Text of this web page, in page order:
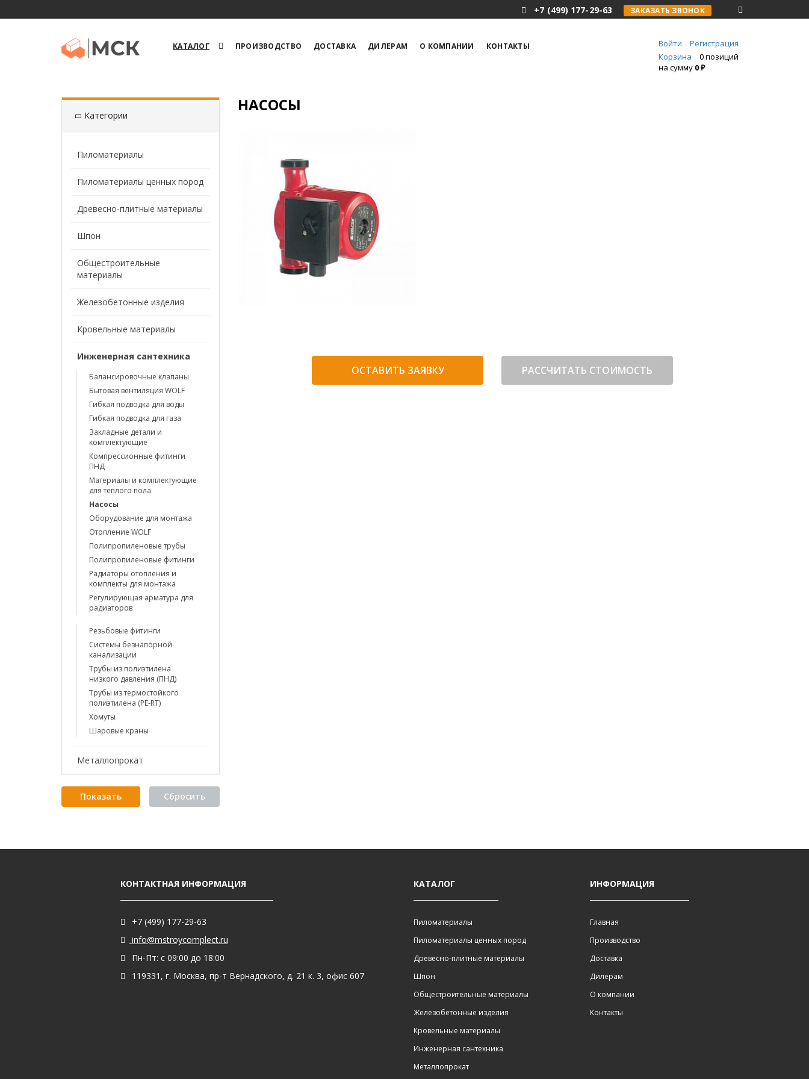
+7 (499) 177-29-63 ЗАКАЗАТЬ ЗВОНОК
КАТАЛОГ ПРОИЗВОДСТВО ДОСТАВКА ДИЛЕРАМ О КОМПАНИИ КОНТАКТЫ Войти
Регистрация
Корзина
0 позиций
на сумму 0 ₽
Категории
Пиломатериалы
Пиломатериалы ценных пород
Древесно-плитные материалы
Шпон
Общестроительные
материалы
Железобетонные изделия
Кровельные материалы
Инженерная сантехника
Балансировочные клапаны
Бытовая вентиляция WOLF
Гибкая подводка для воды
Гибкая подводка для газа
Закладные детали и
комплектующие
Компрессионные фитинги
ПНД
Материалы и комплектующие
для теплого пола
Насосы
Оборудование для монтажа
Отопление WOLF
Полипропиленовые трубы
Полипропиленовые фитинги
Радиаторы отопления и
комплекты для монтажа
Регулирующая арматура для
радиаторов
Резьбовые фитинги
Системы безнапорной
канализации
Трубы из полиэтилена
низкого давления (ПНД)
Трубы из термостойкого
полиэтилена (PE-RT)
Хомуты
Шаровые краны
Металлопрокат
НАСОСЫ
ОСТАВИТЬ ЗАЯВКУ РАССЧИТАТЬ СТОИМОСТЬ
КОНТАКТНАЯ ИНФОРМАЦИЯ
+7 (499) 177-29-63
info@mstroycomplect.ru
Пн-Пт: с 09:00 до 18:00
119331, г. Москва, пр-т Вернадского, д. 21 к. 3, офис 607
КАТАЛОГ
Пиломатериалы
Пиломатериалы ценных пород
Древесно-плитные материалы
Шпон
Общестроительные материалы
Железобетонные изделия
Кровельные материалы
Инженерная сантехника
Металлопрокат
ИНФОРМАЦИЯ
Главная
Производство
Доставка
Дилерам
О компании
Контакты